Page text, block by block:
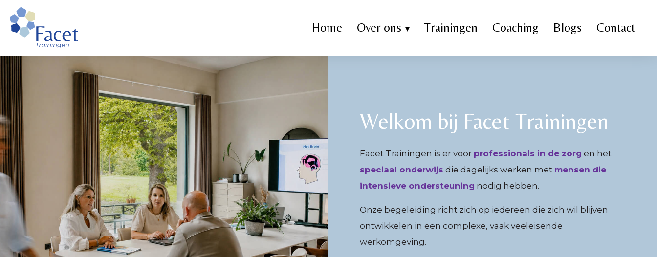
Home Over ons Trainingen Coaching Blogs Contact
Welkom bij Facet Trainingen
Facet Trainingen is er voor professionals in de zorg en het
speciaal onderwijs die dagelijks werken met mensen die
intensieve ondersteuning nodig hebben.
Onze begeleiding richt zich op iedereen die zich wil blijven
ontwikkelen in een complexe, vaak veeleisende
werkomgeving.